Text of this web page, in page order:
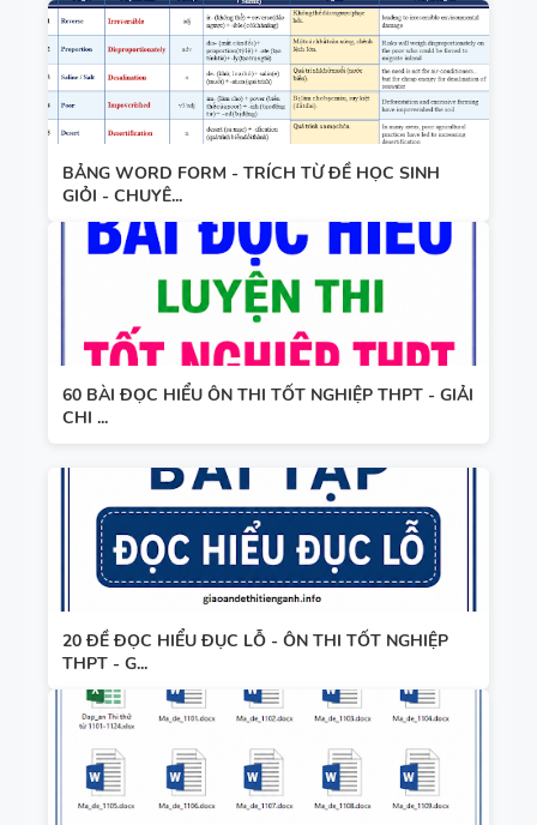
BẢNG WORD FORM - TRÍCH TỪ ĐỀ HỌC SINH
GIỎI - CHUYÊ...
60 BÀI ĐỌC HIỂU ÔN THI TỐT NGHIỆP THPT - GIẢI
CHI ...
20 ĐỀ ĐỌC HIỂU ĐỤC LỖ - ÔN THI TỐT NGHIỆP
THPT - G...